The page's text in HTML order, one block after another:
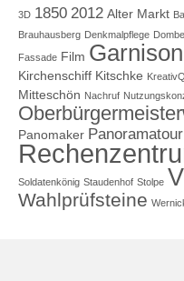
3D 1850 2012 Alter Markt
Brauhausberg Denkmalpflege
Fassade Film
Kirchenschiff Kitschke
Mitteschön Nachruf
Panomaker Panoramatour
Soldatenkönig Staudenhof Stolpe
Wahlprüfsteine